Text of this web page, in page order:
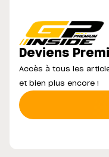
Deviens
Accès à tous les
et bien plus encore !